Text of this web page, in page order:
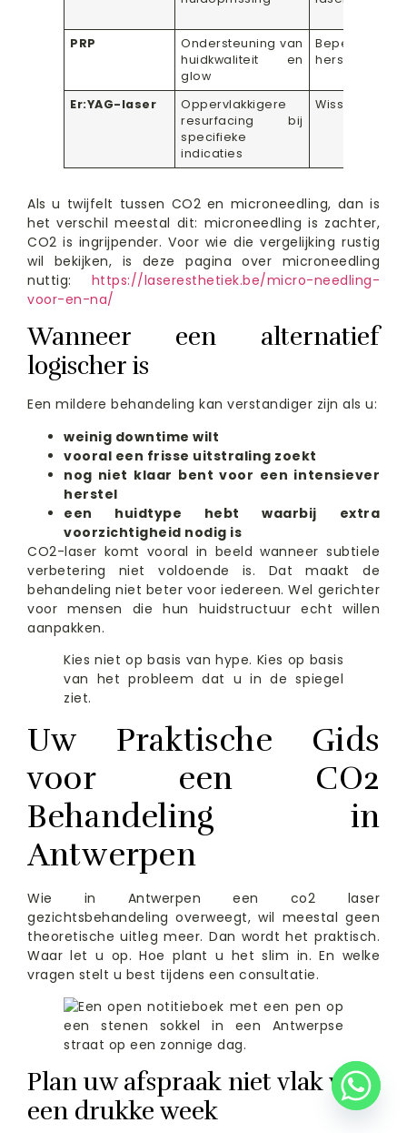
PRP
Ondersteuning van
huidkwaliteit en
glow
Beperkt
herstel
Er:YAG-laser
Oppervlakkigere
resurfacing bij
specifieke
indicaties
Wisselend
Als u twijfelt tussen CO2 en microneedling, dan is
het verschil meestal dit: microneedling is zachter,
CO2 is ingrijpender. Voor wie die vergelijking rustig
wil bekijken, is deze pagina over microneedling
nuttig: https://laseresthetiek.be/micro-needling-
voor-en-na/
Wanneer een alternatief
logischer is
Een mildere behandeling kan verstandiger zijn als u:
weinig downtime wilt
vooral een frisse uitstraling zoekt
nog niet klaar bent voor een intensiever
herstel
een huidtype hebt waarbij extra
voorzichtigheid nodig is
CO2-laser komt vooral in beeld wanneer subtiele
verbetering niet voldoende is. Dat maakt de
behandeling niet beter voor iedereen. Wel gerichter
voor mensen die hun huidstructuur echt willen
aanpakken.
Kies niet op basis van hype. Kies op basis
van het probleem dat u in de spiegel
ziet.
Uw Praktische Gids
voor een CO2
Behandeling in
Antwerpen
Wie in Antwerpen een co2 laser
gezichtsbehandeling overweegt, wil meestal geen
theoretische uitleg meer. Dan wordt het praktisch.
Waar let u op. Hoe plant u het slim in. En welke
vragen stelt u best tijdens een consultatie.
Plan uw afspraak niet vlak voor
een drukke week